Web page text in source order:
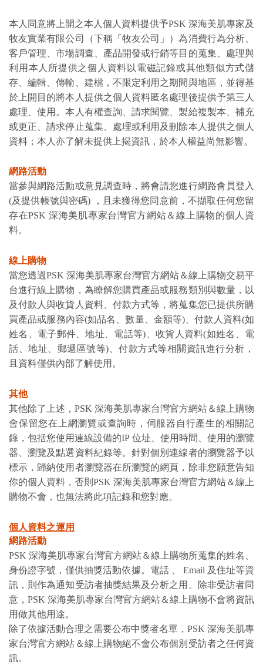
本人同意將上開之本人個人資料提供予PSK 深海美肌專家及
牧友實業有限公司（下稱「牧友公司」）為消費行為分析、
客戶管理、市場調查、產品開發或行銷等目的蒐集、處理與
利用本人所提供之個人資料以電磁記錄或其他類似方式儲
存、編輯、傳輸、建檔，不限定利用之期間與地區，並得基
於上開目的將本人提供之個人資料匿名處理後提供予第三人
處理、使用。本人有權查詢、請求閱覽、製給複製本、補充
或更正、請求停止蒐集、處理或利用及刪除本人提供之個人
資料；本人亦了解未提供上揭資訊，於本人權益尚無影響。
網路活動
當參與網路活動或意見調查時，將會請您進行網路會員登入
(及提供帳號與密碼) ，且未獲得您同意前，不擷取任何您留
存在PSK 深海美肌專家台灣官方網站＆線上購物的個人資
料。
線上購物
當您透過PSK 深海美肌專家台灣官方網站＆線上購物交易平
台進行線上購物，為瞭解您購買產品或服務類別與數量，以
及付款人與收貨人資料、付款方式等，將蒐集您已提供所購
買產品或服務內容(如品名、數量、金額等)、付款人資料(如
姓名、電子郵件、地址、電話等)、收貨人資料(如姓名、電
話、地址、郵遞區號等)、付款方式等相關資訊進行分析，
且資料僅供內部了解使用。
其他
其他除了上述，PSK 深海美肌專家台灣官方網站＆線上購物
會保留您在上網瀏覽或查詢時，伺服器自行產生的相關記
錄，包括您使用連線設備的IP 位址、使用時間、使用的瀏覽
器、瀏覽及點選資料紀錄等。針對個別連線者的瀏覽器予以
標示，歸納使用者瀏覽器在所瀏覽的網頁，除非您願意告知
你的個人資料，否則PSK 深海美肌專家台灣官方網站＆線上
購物不會，也無法將此項記錄和您對應。
個人資料之運用
網路活動
PSK 深海美肌專家台灣官方網站＆線上購物所蒐集的姓名、
身份證字號，僅供抽獎活動依據。電話 、 Email 及住址等資
訊，則作為通知受訪者抽獎結果及分析之用。除非受訪者同
意，PSK 深海美肌專家台灣官方網站＆線上購物不會將資訊
用做其他用途。
除了依據活動合理之需要公布中獎者名單，PSK 深海美肌專
家台灣官方網站＆線上購物絕不會公布個別受訪者之任何資
訊。